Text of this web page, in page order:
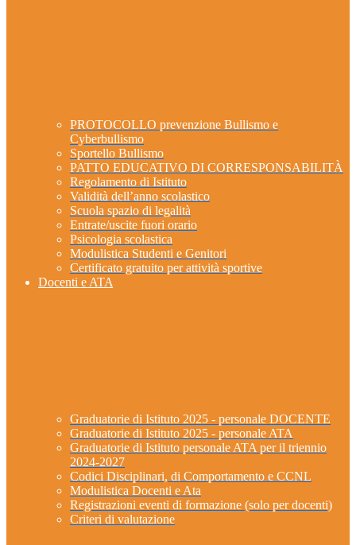
PROTOCOLLO prevenzione Bullismo e
Cyberbullismo
Sportello Bullismo
PATTO EDUCATIVO DI CORRESPONSABILITÀ
Regolamento di Istituto
Validità dell’anno scolastico
Scuola spazio di legalità
Entrate/uscite fuori orario
Psicologia scolastica
Modulistica Studenti e Genitori
Certificato gratuito per attività sportive
Docenti e ATA
Graduatorie di Istituto 2025 - personale DOCENTE
Graduatorie di Istituto 2025 - personale ATA
Graduatorie di Istituto personale ATA per il triennio
2024-2027
Codici Disciplinari, di Comportamento e CCNL
Modulistica Docenti e Ata
Registrazioni eventi di formazione (solo per docenti)
Criteri di valutazione